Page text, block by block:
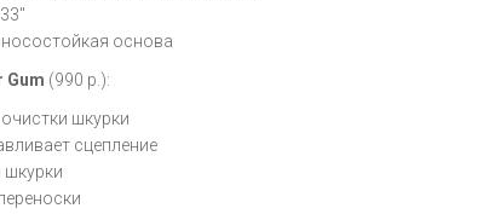
основа
Gum (990 р.):
шкурки
сцепление
шкурки